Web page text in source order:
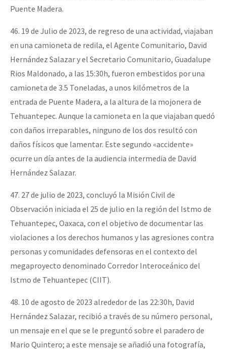
Puente Madera.
46. 19 de Julio de 2023, de regreso de una actividad, viajaban
en una camioneta de redila, el Agente Comunitario, David
Hernández Salazar y el Secretario Comunitario, Guadalupe
Rios Maldonado, a las 15:30h, fueron embestidos por una
camioneta de 3.5 Toneladas, a unos kilómetros de la
entrada de Puente Madera, a la altura de la mojonera de
Tehuantepec. Aunque la camioneta en la que viajaban quedó
con daños irreparables, ninguno de los dos resultó con
daños físicos que lamentar. Este segundo «accidente»
ocurre un día antes de la audiencia intermedia de David
Hernández Salazar.
47. 27 de julio de 2023, concluyó la Misión Civil de
Observación iniciada el 25 de julio en la región del Istmo de
Tehuantepec, Oaxaca, con el objetivo de documentar las
violaciones a los derechos humanos y las agresiones contra
personas y comunidades defensoras en el contexto del
megaproyecto denominado Corredor Interoceánico del
Istmo de Tehuantepec (CIIT).
48. 10 de agosto de 2023 alrededor de las 22:30h, David
Hernández Salazar, recibió a través de su número personal,
un mensaje en el que se le preguntó sobre el paradero de
Mario Quintero; a este mensaje se añadió una fotografía,